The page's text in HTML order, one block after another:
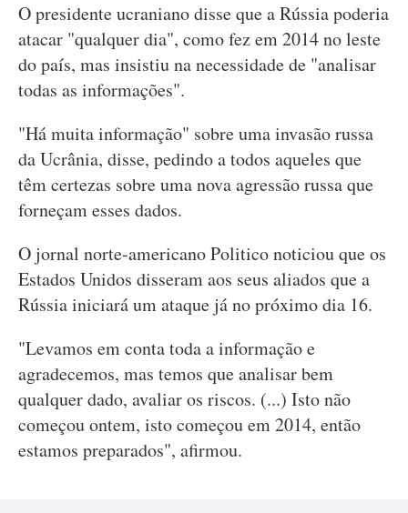
O presidente ucraniano disse que a Rússia poderia
atacar "qualquer dia", como fez em 2014 no leste
do país, mas insistiu na necessidade de "analisar
todas as informações".
"Há muita informação" sobre uma invasão russa
da Ucrânia, disse, pedindo a todos aqueles que
têm certezas sobre uma nova agressão russa que
forneçam esses dados.
O jornal norte-americano Politico noticiou que os
Estados Unidos disseram aos seus aliados que a
Rússia iniciará um ataque já no próximo dia 16.
"Levamos em conta toda a informação e
agradecemos, mas temos que analisar bem
qualquer dado, avaliar os riscos. (...) Isto não
começou ontem, isto começou em 2014, então
estamos preparados", afirmou.